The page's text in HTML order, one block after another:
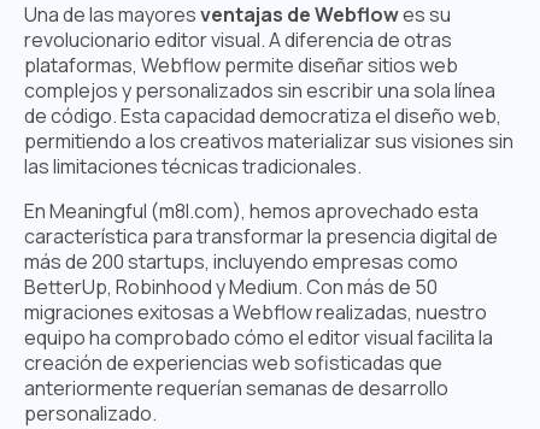
Una de las mayoresventajas de Webflowes su
revolucionario editor visual. A diferencia de otras
plataformas, Webflow permite diseñar sitios web
complejos y personalizados sin escribir una sola línea
de código. Esta capacidad democratiza el diseño web,
permitiendo a los creativos materializar sus visiones sin
las limitaciones técnicas tradicionales.
En Meaningful (m8l.com), hemos aprovechado esta
característica para transformar la presencia digital de
más de 200 startups, incluyendo empresas como
BetterUp, Robinhood y Medium. Con más de 50
migraciones exitosas a Webflow realizadas, nuestro
equipo ha comprobado cómo el editor visual facilita la
creación de experiencias web sofisticadas que
anteriormente requerían semanas de desarrollo
personalizado.